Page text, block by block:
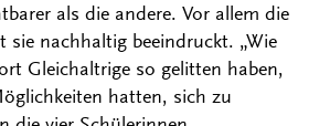
als die andere. Vor allem die
sie nachhaltig beeindruckt. „Wie
Gleichaltrige so gelitten haben,
hatten, sich zu